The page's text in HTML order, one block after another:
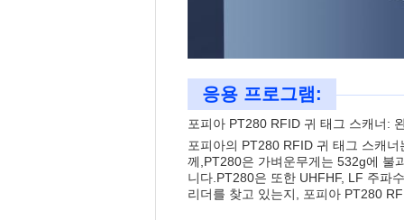
응용 프로그램:
포피아 PT280 RFID 귀 태그 스캐너:
포피아의 PT280 RFID 귀 태그 스캐
께,PT280은 가벼운무게는 532g에 불
니다.PT280은 또한 UHFHF, LF 주파
리더를 찾고 있는지, 포피아 PT280